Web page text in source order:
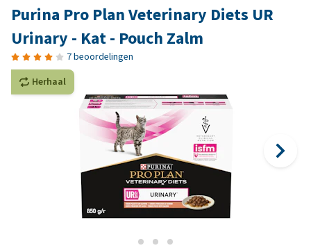
Purina Pro Plan Veterinary Diets UR
Urinary - Kat - Pouch Zalm
7 beoordelingen
Herhaal